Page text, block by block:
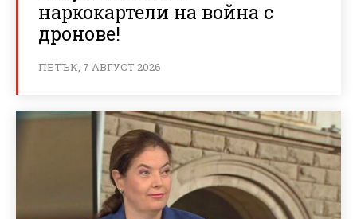
наркокартели на война с
дронове!
ПЕТЪК, 7 АВГУСТ 2026